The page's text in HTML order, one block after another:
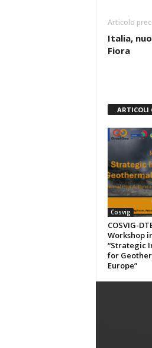
b
o
o
Articolo
Italia,
Fiora
ARTICOLI
Cosvig
COSVIG-
Workshop
“Strategic
for
Europe”